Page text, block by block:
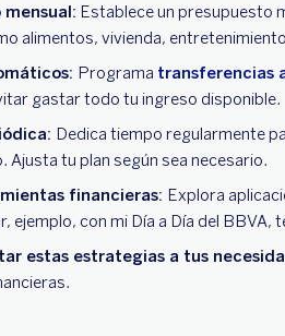
mensual: Establece un presupuesto
alimentos, vivienda,
Programa transferencias
gastar todo tu ingreso disponible.
Dedica tiempo regularmente
Ajusta tu plan según sea necesario.
financieras: Explora
ejemplo, con mi Día a Día del
estas estrategias a tus